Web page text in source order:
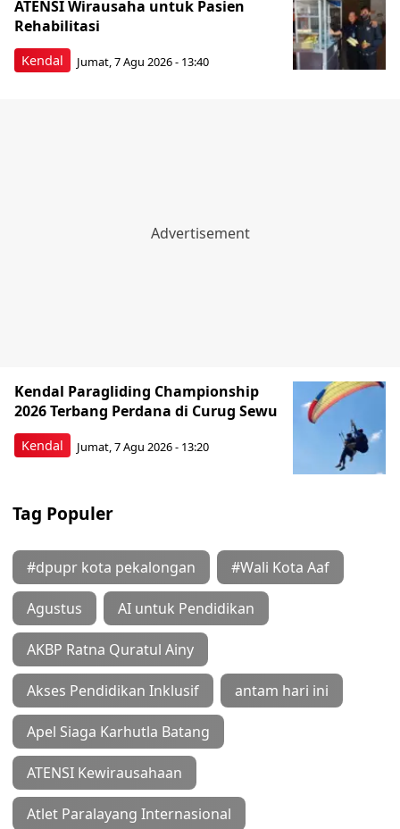
Kendal
ATENSI Wirausaha untuk Pasien
Rehabilitasi
Jumat, 7 Agu 2026 - 13:40
Kendal
Kendal Paragliding Championship
2026 Terbang Perdana di Curug Sewu
Jumat, 7 Agu 2026 - 13:20
Tag Populer
#dpupr kota pekalongan #Wali Kota Aaf
Agustus AI untuk Pendidikan
AKBP Ratna Quratul Ainy
Akses Pendidikan Inklusif antam hari ini
Apel Siaga Karhutla Batang
ATENSI Kewirausahaan
Atlet Paralayang Internasional